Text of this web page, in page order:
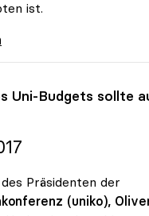
ist.
Uni-Budgets sollte
Präsidenten der
(uniko),